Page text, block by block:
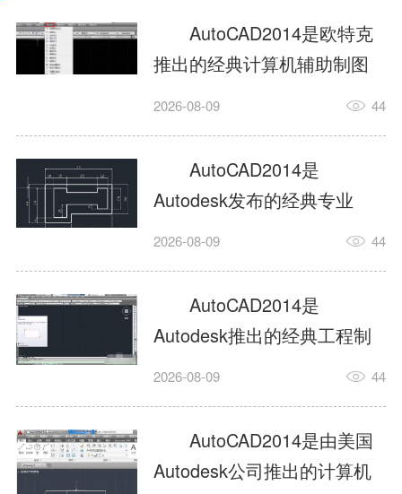
AutoCAD2014是欧特克
推出的经典计算机辅助制图
工具，主打稳定2D施工图绘
行业工程设计。版本新增图
纸标签页、实景地理地图、
协同设计交流模块，优化命
令行智能纠错与图层批量管
理，支持Win8触屏操作、点
云扫描数据导入，兼容各类
DWG图纸格式，文件互通...
2026-08-09 44
AutoCAD2014是
Autodesk发布的经典专业
CAD制图设计软件，是工程
绘图工具。软件专注精准二
维绘图、图纸编辑、参数化
设计及基础三维建模，广泛
应用于建筑设计、机械制
造、土木工程、室内设计等
多个行业。软件优化绘图流
畅度与文件兼容性，支持参
2026-08-09 44
AutoCAD2014是
Autodesk推出的经典工程制
图设计软件，主打高效精准
建模作业，适配建筑、机
械、市政、室内设计等多行
业场景。软件优化运行机制
2026-08-09 44
AutoCAD2014是由美国
Autodesk公司推出的计算机